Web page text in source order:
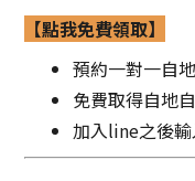
【點我免費領取】
預約一對一自
免費取得自地
加入line之後